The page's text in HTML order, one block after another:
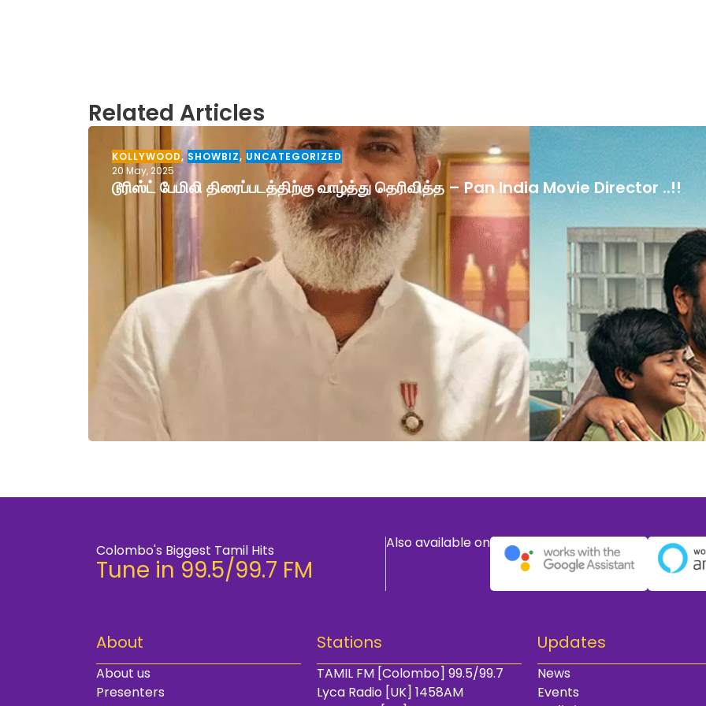
Related Articles
KOLLYWOOD,SHOWBIZ, UNCATEGORIZED
20 May, 2025
டூரிஸ்ட் பேமிலி திரைப்படத்திற்கு வாழ்த்து தெரிவித்த – Pan India Movie Director ..!!
Colombo's Biggest Tamil Hits
Tune in 99.5/99.7 FM
Also available on
About
About us
Presenters
Stations
TAMIL FM [Colombo] 99.5/99.7
Lyca Radio [UK] 1458AM
Updates
News
Events